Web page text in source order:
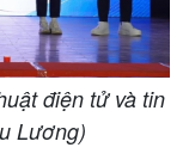
điện tử và tin
Lương)